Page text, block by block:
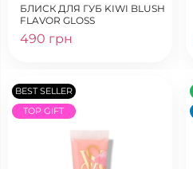
БЛИСК ДЛЯ ГУБ KIWI BLUSH
FLAVOR GLOSS
490 грн
BEST SELLER
TOP GIFT